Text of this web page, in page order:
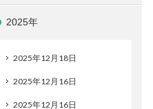
2025年
2025年12月18日
2025年12月16日
2025年12月16日